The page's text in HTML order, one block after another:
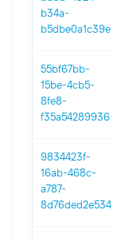
b34a-
b5dbe0a1c39e
55bf67bb-
15be-4cb5-
8fe8-
f35a54289936
9834423f-
16ab-468c-
a787-
8d76ded2e534